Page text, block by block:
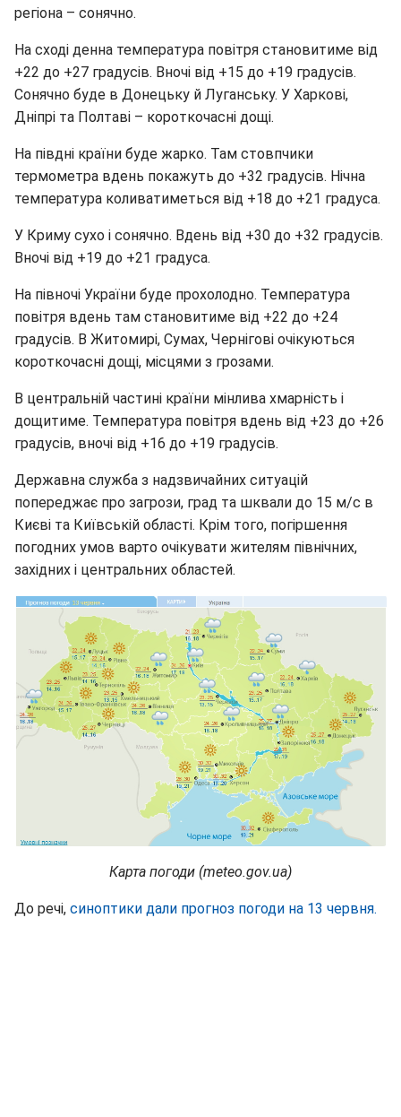
регіона – сонячно.
На сході денна температура повітря становитиме від
+22 до +27 градусів. Вночі від +15 до +19 градусів.
Сонячно буде в Донецьку й Луганську. У Харкові,
Дніпрі та Полтаві – короткочасні дощі.
На півдні країни буде жарко. Там стовпчики
термометра вдень покажуть до +32 градусів. Нічна
температура коливатиметься від +18 до +21 градуса.
У Криму сухо і сонячно. Вдень від +30 до +32 градусів.
Вночі від +19 до +21 градуса.
На півночі України буде прохолодно. Температура
повітря вдень там становитиме від +22 до +24
градусів. В Житомирі, Сумах, Чернігові очікуються
короткочасні дощі, місцями з грозами.
В центральній частині країни мінлива хмарність і
дощитиме. Температура повітря вдень від +23 до +26
градусів, вночі від +16 до +19 градусів.
Державна служба з надзвичайних ситуацій
попереджає про загрози, град та шквали до 15 м/с в
Києві та Київській області. Крім того, погіршення
погодних умов варто очікувати жителям північних,
західних і центральних областей.
Карта погоди (meteo.gov.ua)
До речі, синоптики дали прогноз погоди на 13 червня.